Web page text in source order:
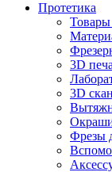
Протетика
Товары
3D
3D
Фрезы